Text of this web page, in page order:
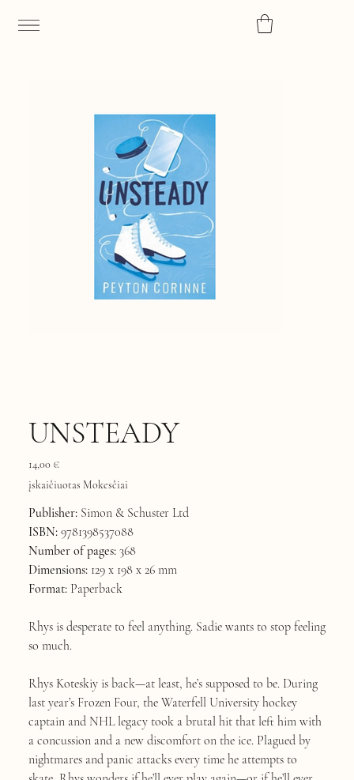
UNSTEADY
14,00 €
įskaičiuotas Mokesčiai
Publisher:Simon & Schuster Ltd
ISBN:9781398537088
Number of pages:368
Dimensions:129 x 198 x 26 mm
Format:Paperback
Rhys is desperate to feel anything. Sadie wants to stop feeling
so much.
Rhys Koteskiy is back—at least, he’s supposed to be. During
last year’s Frozen Four, the Waterfell University hockey
captain and NHL legacy took a brutal hit that left him with
a concussion and a new discomfort on the ice. Plagued by
nightmares and panic attacks every time he attempts to